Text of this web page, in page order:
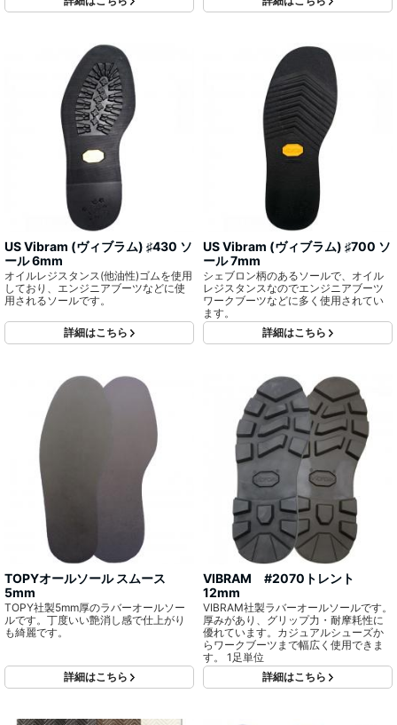
US Vibram (ヴィブラム) ♯430 ソ
ール 6mm
オイルレジスタンス(他油性)ゴムを使用
しており、エンジニアブーツなどに使
用されるソールです。
詳細はこちら
US Vibram (ヴィブラム) ♯700 ソ
ール 7mm
シェブロン柄のあるソールで、オイル
レジスタンスなのでエンジニアブーツ
ワークブーツなどに多く使用されてい
ます。
詳細はこちら
TOPYオールソール スムース
5mm
TOPY社製5mm厚のラバーオールソー
ルです。丁度いい艶消し感で仕上がり
も綺麗です。
詳細はこちら
VIBRAM #2070トレント
12mm
VIBRAM社製ラバーオールソールです。
厚みがあり、グリップ力・耐摩耗性に
優れています。カジュアルシューズか
らワークブーツまで幅広く使用できま
す。 1足単位
詳細はこちら